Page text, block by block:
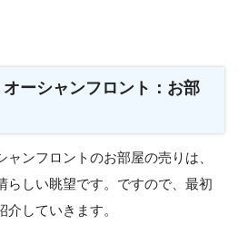
ーシャンフロント：お部
ンフロントのお部屋の売りは、
らしい眺望です。ですので、最初
していきます。